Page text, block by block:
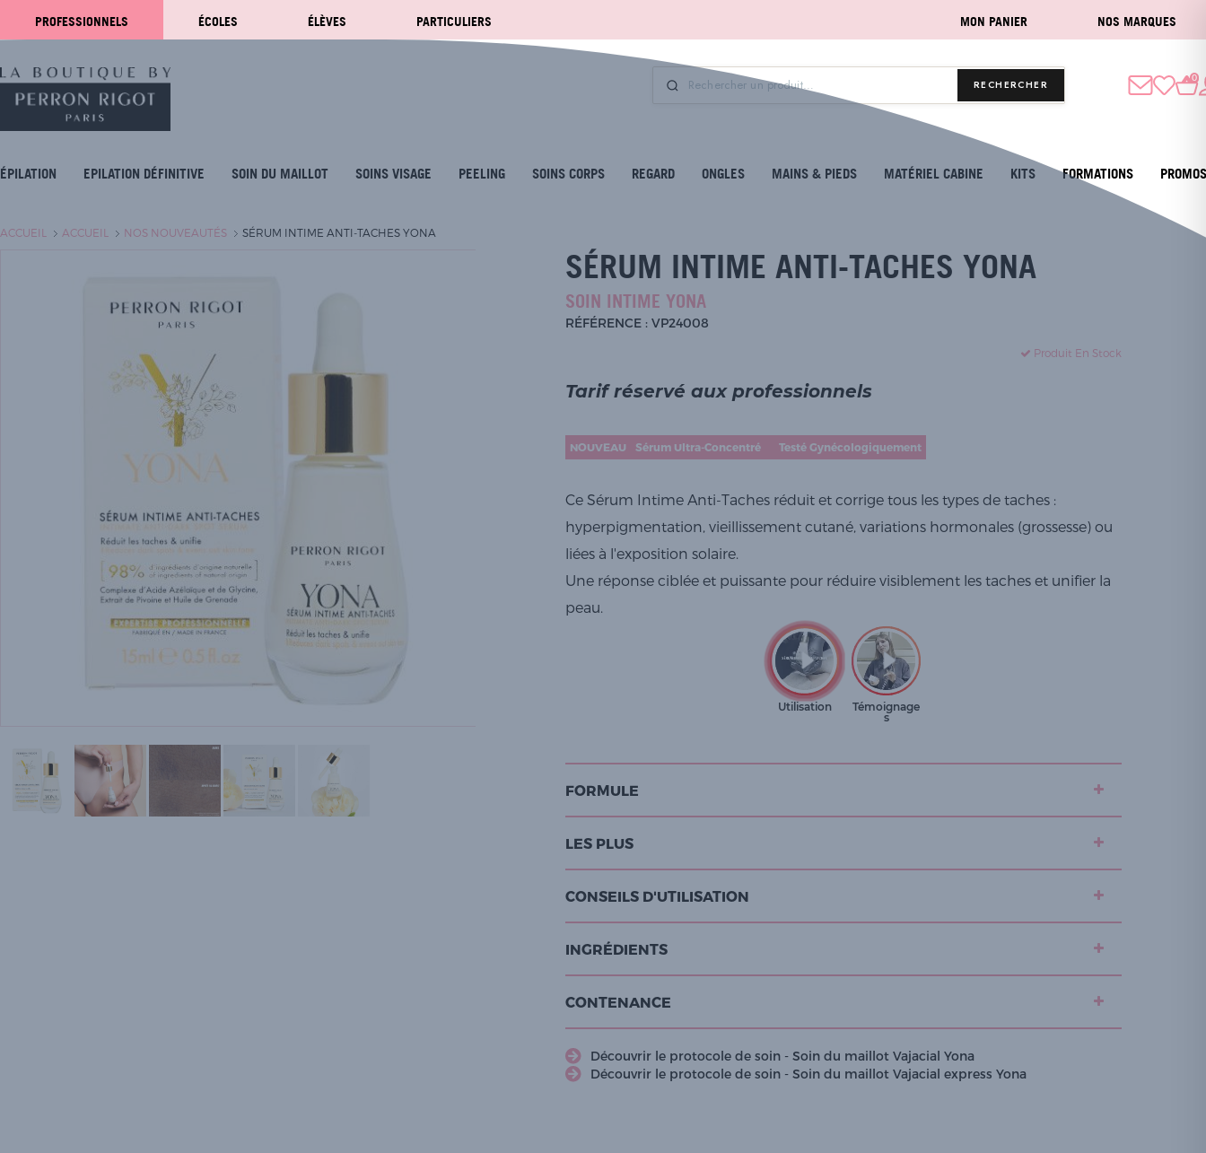
PROFESSIONNELS ÉCOLES ÉLÈVES PARTICULIERS MON PANIER NOS MARQUES
RECHERCHER
0
ÉPILATION EPILATION DÉFINITIVE SOIN DU MAILLOT SOINS VISAGE PEELING SOINS CORPS REGARD ONGLES MAINS & PIEDS MATÉRIEL CABINE KITS FORMATIONS PROMOS
ACCUEIL ACCUEIL NOS NOUVEAUTÉS SÉRUM INTIME ANTI-TACHES YONA
SÉRUM INTIME ANTI-TACHES YONA
SOIN INTIME YONA
RÉFÉRENCE : VP24008
Produit En Stock
Tarif réservé aux professionnels
NOUVEAU Sérum Ultra-Concentré Testé Gynécologiquement
Ce Sérum Intime Anti-Taches réduit et corrige tous les types de taches :
hyperpigmentation, vieillissement cutané, variations hormonales (grossesse) ou
liées à l'exposition solaire.
Une réponse ciblée et puissante pour réduire visiblement les taches et unifier la
peau.
FORMULE
LES PLUS
CONSEILS D'UTILISATION
INGRÉDIENTS
CONTENANCE
Découvrir le protocole de soin - Soin du maillot Vajacial Yona
Découvrir le protocole de soin - Soin du maillot Vajacial express Yona